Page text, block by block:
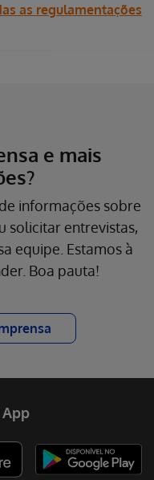
as regulamentações
e mais
informações sobre
solicitar entrevistas,
equipe. Estamos à
Boa pauta!